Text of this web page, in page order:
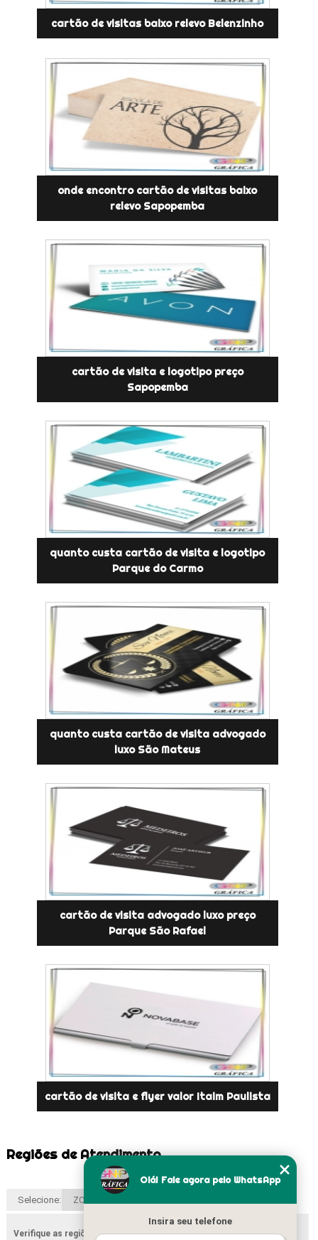
cartão de visitas baixo relevo Belenzinho
onde encontro cartão de visitas baixo
relevo Sapopemba
cartão de visita e logotipo preço
Sapopemba
quanto custa cartão de visita e logotipo
Parque do Carmo
quanto custa cartão de visita advogado
luxo São Mateus
cartão de visita advogado luxo preço
Parque São Rafael
cartão de visita e flyer valor Itaim Paulista
Regiões de Atendimento
Selecione: ZONA NORTE
Verifique as regiões que atendemos
Olá! Fale agora pelo WhatsApp
Insira seu telefone